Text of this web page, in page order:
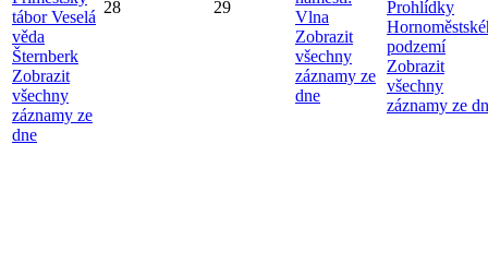
tábor Veselá
věda
Šternberk
Zobrazit
všechny
záznamy ze
dne
28 29
Vlna
Zobrazit
všechny
záznamy ze
dne
Prohlídky
podzemí
Zobrazit
všechny
záznamy ze